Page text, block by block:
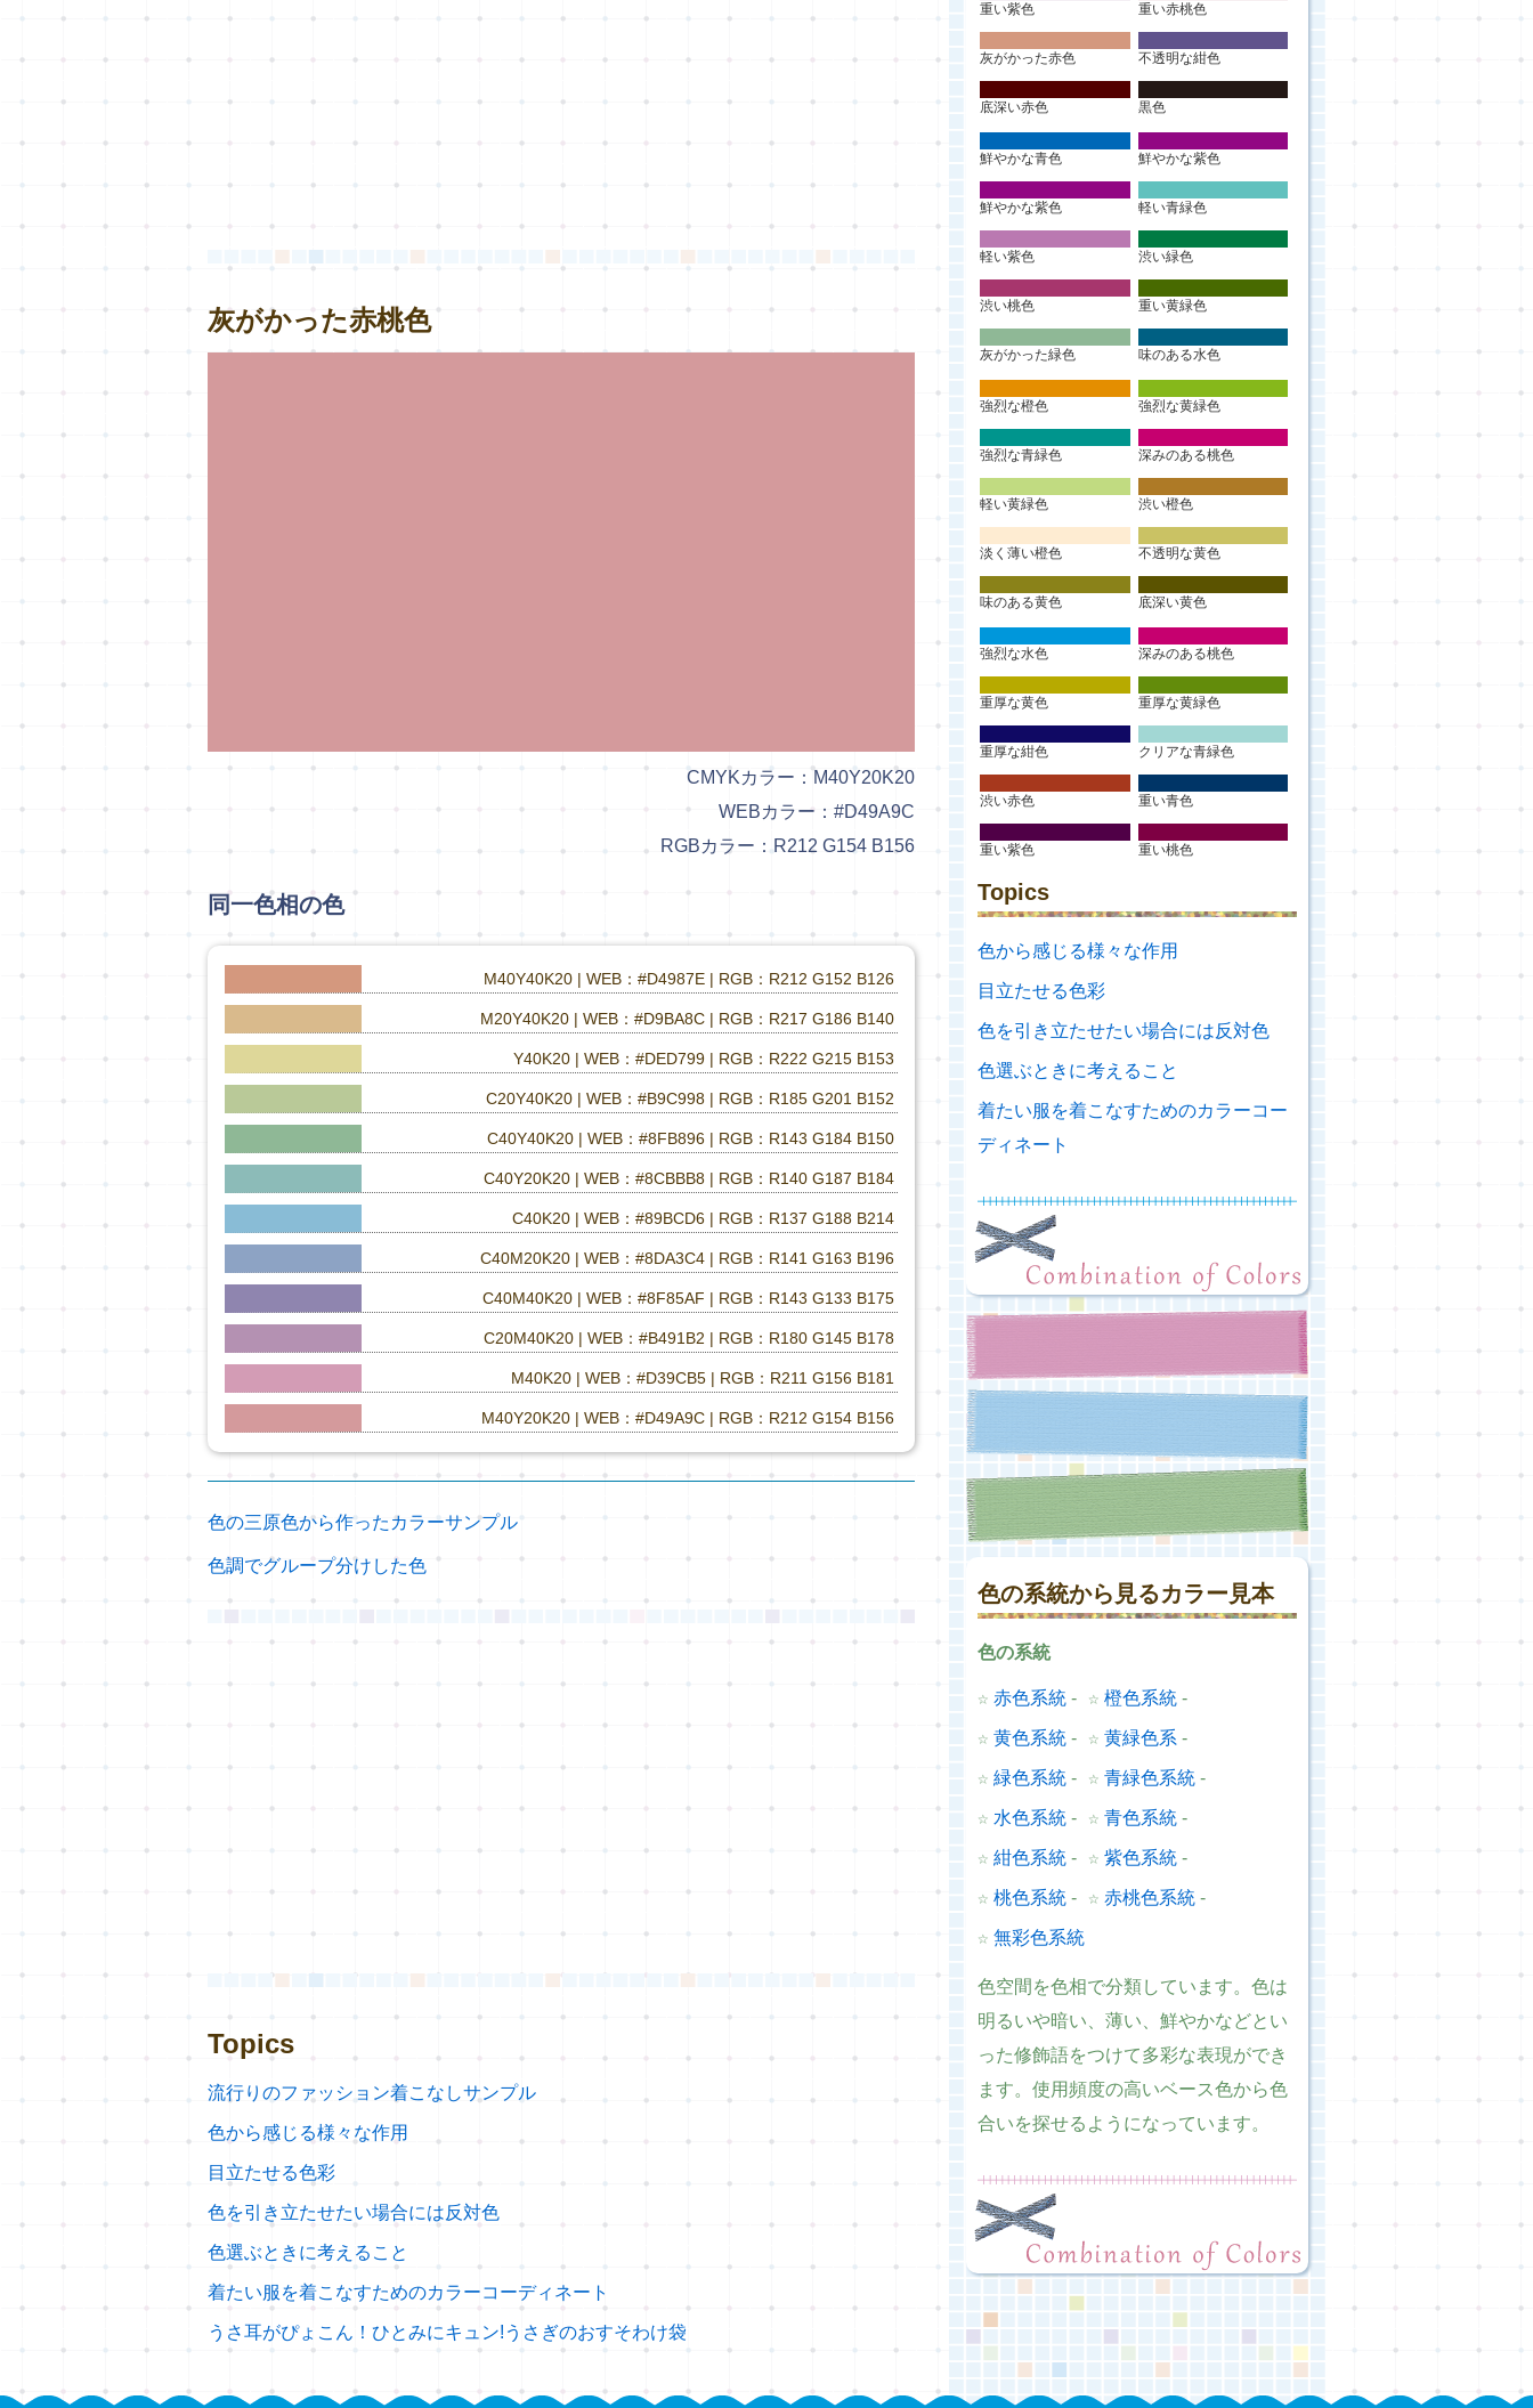
灰がかった赤桃色
CMYKカラー：M40Y20K20
WEBカラー：#D49A9C
RGBカラー：R212 G154 B156
同一色相の色
M40Y40K20 | WEB：#D4987E | RGB：R212 G152 B126
M20Y40K20 | WEB：#D9BA8C | RGB：R217 G186 B140
Y40K20 | WEB：#DED799 | RGB：R222 G215 B153
C20Y40K20 | WEB：#B9C998 | RGB：R185 G201 B152
C40Y40K20 | WEB：#8FB896 | RGB：R143 G184 B150
C40Y20K20 | WEB：#8CBBB8 | RGB：R140 G187 B184
C40K20 | WEB：#89BCD6 | RGB：R137 G188 B214
C40M20K20 | WEB：#8DA3C4 | RGB：R141 G163 B196
C40M40K20 | WEB：#8F85AF | RGB：R143 G133 B175
C20M40K20 | WEB：#B491B2 | RGB：R180 G145 B178
M40K20 | WEB：#D39CB5 | RGB：R211 G156 B181
M40Y20K20 | WEB：#D49A9C | RGB：R212 G154 B156
色の三原色から作ったカラーサンプル
色調でグループ分けした色
Topics
流行りのファッション着こなしサンプル
色から感じる様々な作用
目立たせる色彩
色を引き立たせたい場合には反対色
色選ぶときに考えること
着たい服を着こなすためのカラーコーディネート
うさ耳がぴょこん！ひとみにキュン!うさぎのおすそわけ袋
重い紫色 重い赤桃色
灰がかった赤色 不透明な紺色
底深い赤色 黒色
鮮やかな青色 鮮やかな紫色
鮮やかな紫色 軽い青緑色
軽い紫色 渋い緑色
渋い桃色 重い黄緑色
灰がかった緑色 味のある水色
強烈な橙色 強烈な黄緑色
強烈な青緑色 深みのある桃色
軽い黄緑色 渋い橙色
淡く薄い橙色 不透明な黄色
味のある黄色 底深い黄色
強烈な水色 深みのある桃色
重厚な黄色 重厚な黄緑色
重厚な紺色 クリアな青緑色
渋い赤色 重い青色
重い紫色 重い桃色
Topics
色から感じる様々な作用
目立たせる色彩
色を引き立たせたい場合には反対色
色選ぶときに考えること
着たい服を着こなすためのカラーコー
ディネート
色の系統から見るカラー見本
色の系統
☆ 赤色系統 - ☆ 橙色系統 -
☆ 黄色系統 - ☆ 黄緑色系 -
☆ 緑色系統 - ☆ 青緑色系統 -
☆ 水色系統 - ☆ 青色系統 -
☆ 紺色系統 - ☆ 紫色系統 -
☆ 桃色系統 - ☆ 赤桃色系統 -
☆ 無彩色系統
色空間を色相で分類しています。色は
明るいや暗い、薄い、鮮やかなどとい
った修飾語をつけて多彩な表現ができ
ます。使用頻度の高いベース色から色
合いを探せるようになっています。